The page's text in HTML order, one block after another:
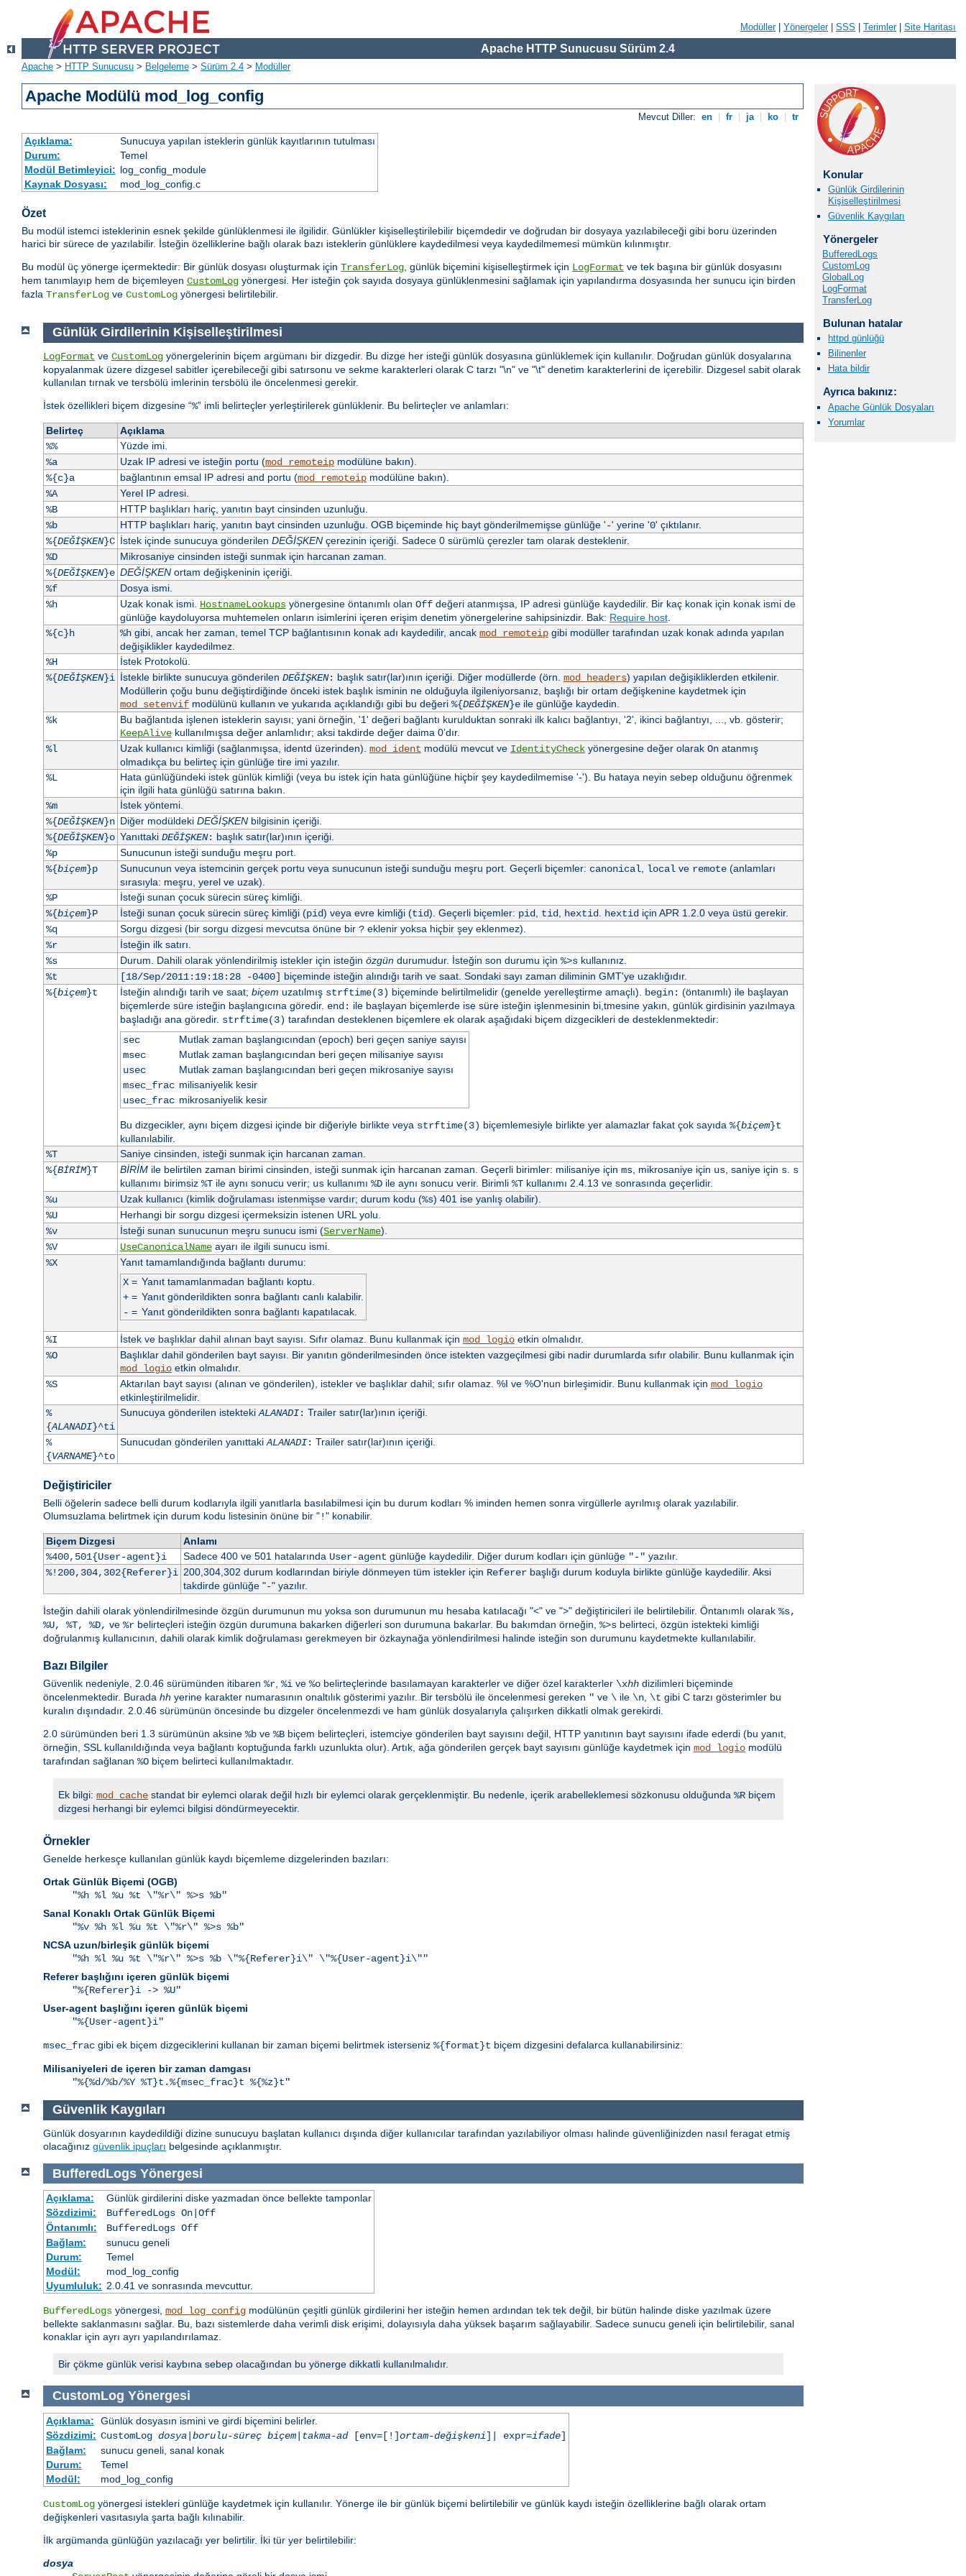
Modüller| Yönergeler| SSS Terimler| Site Haritası
Apache HTTP Sunucusu Sürüm 2.4
Apache > HTTP Sunucusu > Belgeleme > Sürüm 2.4 > Modüller
Apache Modülü mod_log_config
Mevcut Diller: en fr ja ko tr
Açıklama:
Sunucuya yapılan isteklerin günlük kayıtlarının tutulması
Durum:
Temel
Modül Betimleyici: log_config_module
Kaynak Dosyası:
mod_log_config.c
Özet
Bu modül istemci isteklerinin esnek şekilde günlüklenmesi ile ilgilidir. Günlükler kişiselleştirilebilir biçemdedir ve doğrudan bir dosyaya yazılabileceği gibi boru üzerinden
harici bir sürece de yazılabilir. İsteğin özelliklerine bağlı olarak bazı isteklerin günlüklere kaydedilmesi veya kaydedilmemesi mümkün kılınmıştır.
Bu modül üç yönerge içermektedir: Bir günlük dosyası oluşturmak için TransferLog, günlük biçemini kişiselleştirmek için LogFormat ve tek başına bir günlük dosyasını
hem tanımlayıp hem de biçemleyen CustomLog yönergesi. Her isteğin çok sayıda dosyaya günlüklenmesini sağlamak için yapılandırma dosyasında her sunucu için birden
fazla TransferLog ve CustomLog yönergesi belirtilebilir.
Konular
Günlük Girdilerinin
Kişiselleştirilmesi
Güvenlik Kaygıları
Yönergeler
BufferedLogs
CustomLog
GlobalLog
LogFormat
TransferLog
Bulunan hatalar
httpd günlüğü
Bilinenler
Hata bildir
Ayrıca bakınız:
Apache Günlük Dosyaları
Yorumlar
Günlük Girdilerinin Kişiselleştirilmesi
LogFormat ve CustomLog yönergelerinin biçem argümanı bir dizgedir. Bu dizge her isteği günlük dosyasına günlüklemek için kullanılır. Doğrudan günlük dosyalarına
kopyalanmak üzere dizgesel sabitler içerebileceği gibi satırsonu ve sekme karakterleri olarak C tarzı "\n" ve "\t" denetim karakterlerini de içerebilir. Dizgesel sabit olarak
kullanılan tırnak ve tersbölü imlerinin tersbölü ile öncelenmesi gerekir.
İstek özellikleri biçem dizgesine “%” imli belirteçler yerleştirilerek günlüklenir. Bu belirteçler ve anlamları:
Belirteç
Açıklama
%%
Yüzde imi.
%a
Uzak IP adresi ve isteğin portu (mod_remoteipmodülüne bakın).
%{c}a
bağlantının emsal IP adresi and portu (mod_remoteipmodülüne bakın).
%A
Yerel IP adresi.
%B
HTTP başlıkları hariç, yanıtın bayt cinsinden uzunluğu.
%b
HTTP başlıkları hariç, yanıtın bayt cinsinden uzunluğu. OGB biçeminde hiç bayt gönderilmemişse günlüğe '-' yerine '0' çıktılanır.
%{DEĞİŞKEN}C İstek içinde sunucuya gönderilen DEĞİŞKENçerezinin içeriği. Sadece 0 sürümlü çerezler tam olarak desteklenir.
%D
Mikrosaniye cinsinden isteği sunmak için harcanan zaman.
%{DEĞİŞKEN}e DEĞİŞKENortam değişkeninin içeriği.
%f
Dosya ismi.
%h
Uzak konak ismi. HostnameLookupsyönergesine öntanımlı olan Offdeğeri atanmışsa, IP adresi günlüğe kaydedilir. Bir kaç konak için konak ismi de
günlüğe kaydoluyorsa muhtemelen onların isimlerini içeren erişim denetim yönergelerine sahipsinizdir. Bak: Require host.
%{c}h
%hgibi, ancak her zaman, temel TCP bağlantısının konak adı kaydedilir, ancak mod_remoteipgibi modüller tarafından uzak konak adında yapılan
değişiklikler kaydedilmez.
%H
İstek Protokolü.
%{DEĞİŞKEN}i İstekle birlikte sunucuya gönderilen DEĞİŞKEN: başlık satır(lar)ının içeriği. Diğer modüllerde (örn. mod_headers) yapılan değişikliklerden etkilenir.
Modüllerin çoğu bunu değiştirdiğinde önceki istek başlık isminin ne olduğuyla ilgileniyorsanız, başlığı bir ortam değişkenine kaydetmek için
mod_setenvifmodülünü kullanın ve yukarıda açıklandığı gibi bu değeri %{DEĞİŞKEN}eile günlüğe kaydedin.
%k
Bu bağlantıda işlenen isteklerin sayısı; yani örneğin, '1' değeri bağlantı kurulduktan sonraki ilk kalıcı bağlantıyı, '2', ikinci bağlantıyı, ..., vb. gösterir;
KeepAlivekullanılmışsa değer anlamlıdır; aksi takdirde değer daima 0’dır.
%l
Uzak kullanıcı kimliği (sağlanmışsa, identd üzerinden). mod_ident modülü mevcut ve IdentityCheckyönergesine değer olarak Onatanmış
olmadıkça bu belirteç için günlüğe tire imi yazılır.
%L
Hata günlüğündeki istek günlük kimliği (veya bu istek için hata günlüğüne hiçbir şey kaydedilmemise '-'). Bu hataya neyin sebep olduğunu öğrenmek
için ilgili hata günlüğü satırına bakın.
%m
İstek yöntemi.
%{DEĞİŞKEN}n Diğer modüldeki DEĞİŞKENbilgisinin içeriği.
%{DEĞİŞKEN}o Yanıttaki DEĞİŞKEN: başlık satır(lar)ının içeriği.
%p
Sunucunun isteği sunduğu meşru port.
%{biçem}p Sunucunun veya istemcinin gerçek portu veya sunucunun isteği sunduğu meşru port. Geçerli biçemler: canonical local ve remote(anlamları
sırasıyla: meşru, yerel ve uzak).
%P
İsteği sunan çocuk sürecin süreç kimliği.
%{biçem}P İsteği sunan çocuk sürecin süreç kimliği (pid) veya evre kimliği (tid). Geçerli biçemler: pid, tid, hextid. hextidiçin APR 1.2.0 veya üstü gerekir.
%q
Sorgu dizgesi (bir sorgu dizgesi mevcutsa önüne bir ?eklenir yoksa hiçbir şey eklenmez).
%r
İsteğin ilk satırı.
%s
Durum. Dahili olarak yönlendirilmiş istekler için isteğin özgündurumudur. İsteğin son durumu için %>skullanınız.
%t
[18/Sep/2011:19:18:28 -0400] biçeminde isteğin alındığı tarih ve saat. Sondaki sayı zaman diliminin GMT'ye uzaklığıdır.
%{biçem}t İsteğin alındığı tarih ve saat; biçem uzatılmış strftime(3) biçeminde belirtilmelidir (genelde yerelleştirme amaçlı). begin: (öntanımlı) ile başlayan
biçemlerde süre isteğin başlangıcına göredir. end: ile başlayan biçemlerde ise süre isteğin işlenmesinin bi,tmesine yakın, günlük girdisinin yazılmaya
başladığı ana göredir. strftime(3) tarafından desteklenen biçemlere ek olarak aşağıdaki biçem dizgecikleri de desteklenmektedir:
sec
Mutlak zaman başlangıcından (epoch) beri geçen saniye sayısı
msec
Mutlak zaman başlangıcından beri geçen milisaniye sayısı
usec
Mutlak zaman başlangıcından beri geçen mikrosaniye sayısı
msec_frac milisaniyelik kesir
usec_frac mikrosaniyelik kesir
Bu dizgecikler, aynı biçem dizgesi içinde bir diğeriyle birlikte veya strftime(3) biçemlemesiyle birlikte yer alamazlar fakat çok sayıda %{biçem}t
kullanılabilir.
%T
Saniye cinsinden, isteği sunmak için harcanan zaman.
%{BİRİM}T BİRİMile belirtilen zaman birimi cinsinden, isteği sunmak için harcanan zaman. Geçerli birimler: milisaniye için ms, mikrosaniye için us, saniye için s. s
kullanımı birimsiz %Tile aynı sonucu verir; uskullanımı %Dile aynı sonucu verir. Birimli %Tkullanımı 2.4.13 ve sonrasında geçerlidir.
%u
Uzak kullanıcı (kimlik doğrulaması istenmişse vardır; durum kodu (%s) 401 ise yanlış olabilir).
%U
Herhangi bir sorgu dizgesi içermeksizin istenen URL yolu.
%v
İsteği sunan sunucunun meşru sunucu ismi (ServerName).
%V
UseCanonicalNameayarı ile ilgili sunucu ismi.
%X
Yanıt tamamlandığında bağlantı durumu:
X= Yanıt tamamlanmadan bağlantı koptu.
+= Yanıt gönderildikten sonra bağlantı canlı kalabilir.
- = Yanıt gönderildikten sonra bağlantı kapatılacak.
%I İstek ve başlıklar dahil alınan bayt sayısı. Sıfır olamaz. Bunu kullanmak için mod_logioetkin olmalıdır.
%O
Başlıklar dahil gönderilen bayt sayısı. Bir yanıtın gönderilmesinden önce istekten vazgeçilmesi gibi nadir durumlarda sıfır olabilir. Bunu kullanmak için
mod_logioetkin olmalıdır.
%S
Aktarılan bayt sayısı (alınan ve gönderilen), istekler ve başlıklar dahil; sıfır olamaz. %I ve %O'nun birleşimidir. Bunu kullanmak için mod_logio
etkinleştirilmelidir.
%
{ALANADI}^ti
Sunucuya gönderilen istekteki ALANADI: Trailer satır(lar)ının içeriği.
%
{VARNAME}^to
Sunucudan gönderilen yanıttaki ALANADI: Trailer satır(lar)ının içeriği.
Değiştiriciler
Belli öğelerin sadece belli durum kodlarıyla ilgili yanıtlarla basılabilmesi için bu durum kodları % iminden hemen sonra virgüllerle ayrılmış olarak yazılabilir.
Olumsuzlama belirtmek için durum kodu listesinin önüne bir "!" konabilir.
Biçem Dizgesi
Anlamı
%400,501{User-agent}i
Sadece 400 ve 501 hatalarında User-agent günlüğe kaydedilir. Diğer durum kodları için günlüğe "-" yazılır.
%!200,304,302{Referer}i 200,304,302 durum kodlarından biriyle dönmeyen tüm istekler için Refererbaşlığı durum koduyla birlikte günlüğe kaydedilir. Aksi
takdirde günlüğe "-" yazılır.
İsteğin dahili olarak yönlendirilmesinde özgün durumunun mu yoksa son durumunun mu hesaba katılacağı "<" ve ">" değiştiricileri ile belirtilebilir. Öntanımlı olarak %s,
%U, %T, %D, ve %r belirteçleri isteğin özgün durumuna bakarken diğerleri son durumuna bakarlar. Bu bakımdan örneğin, %>s belirteci, özgün istekteki kimliği
doğrulanmış kullanıcının, dahili olarak kimlik doğrulaması gerekmeyen bir özkaynağa yönlendirilmesi halinde isteğin son durumunu kaydetmekte kullanılabilir.
Bazı Bilgiler
Güvenlik nedeniyle, 2.0.46 sürümünden itibaren %r, %i ve %o belirteçlerinde basılamayan karakterler ve diğer özel karakterler \xhh dizilimleri biçeminde
öncelenmektedir. Burada hh yerine karakter numarasının onaltılık gösterimi yazılır. Bir tersbölü ile öncelenmesi gereken " ve \ ile \n, \t gibi C tarzı gösterimler bu
kuralın dışındadır. 2.0.46 sürümünün öncesinde bu dizgeler öncelenmezdi ve ham günlük dosyalarıyla çalışırken dikkatli olmak gerekirdi.
2.0 sürümünden beri 1.3 sürümünün aksine %b ve %B biçem belirteçleri, istemciye gönderilen bayt sayısını değil, HTTP yanıtının bayt sayısını ifade ederdi (bu yanıt,
örneğin, SSL kullanıldığında veya bağlantı koptuğunda farklı uzunlukta olur). Artık, ağa gönderilen gerçek bayt sayısını günlüğe kaydetmek için mod_logio modülü
tarafından sağlanan %O biçem belirteci kullanılmaktadır.
Ek bilgi: mod_cache standat bir eylemci olarak değil hızlı bir eylemci olarak gerçeklenmiştir. Bu nedenle, içerik arabelleklemesi sözkonusu olduğunda %R biçem
dizgesi herhangi bir eylemci bilgisi döndürmeyecektir.
Örnekler
Genelde herkesçe kullanılan günlük kaydı biçemleme dizgelerinden bazıları:
Ortak Günlük Biçemi (OGB)
"%h %l %u %t \"%r\" %>s %b"
Sanal Konaklı Ortak Günlük Biçemi
"%v %h %l %u %t \"%r\" %>s %b"
NCSA uzun/birleşik günlük biçemi
"%h %l %u %t \"%r\" %>s %b \"%{Referer}i\" \"%{User-agent}i\""
Referer başlığını içeren günlük biçemi
"%{Referer}i -> %U"
User-agent başlığını içeren günlük biçemi
"%{User-agent}i"
msec_frac gibi ek biçem dizgeciklerini kullanan bir zaman biçemi belirtmek isterseniz %{format}t biçem dizgesini defalarca kullanabilirsiniz:
Milisaniyeleri de içeren bir zaman damgası
"%{%d/%b/%Y %T}t.%{msec_frac}t %{%z}t"
Güvenlik Kaygıları
Günlük dosyarının kaydedildiği dizine sunucuyu başlatan kullanıcı dışında diğer kullanıcılar tarafından yazılabiliyor olması halinde güvenliğinizden nasıl feragat etmiş
olacağınız güvenlik ipuçları belgesinde açıklanmıştır.
BufferedLogs Yönergesi
Açıklama:
Günlük girdilerini diske yazmadan önce bellekte tamponlar
Sözdizimi:
BufferedLogs On|Off
Öntanımlı:
BufferedLogs Off
Bağlam:
sunucu geneli
Durum:
Temel
Modül:
mod_log_config
Uyumluluk: 2.0.41 ve sonrasında mevcuttur.
BufferedLogs yönergesi, mod_log_config modülünün çeşitli günlük girdilerini her isteğin hemen ardından tek tek değil, bir bütün halinde diske yazılmak üzere
bellekte saklanmasını sağlar. Bu, bazı sistemlerde daha verimli disk erişimi, dolayısıyla daha yüksek başarım sağlayabilir. Sadece sunucu geneli için belirtilebilir, sanal
konaklar için ayrı ayrı yapılandırılamaz.
Bir çökme günlük verisi kaybına sebep olacağından bu yönerge dikkatli kullanılmalıdır.
CustomLog Yönergesi
Açıklama:
Günlük dosyasın ismini ve girdi biçemini belirler.
Sözdizimi: CustomLog dosya|borulu-süreç biçem| takma-ad[env=[!]ortam-değişkeni]| expr=ifade]
Bağlam:
sunucu geneli, sanal konak
Durum:
Temel
Modül:
mod_log_config
CustomLog yönergesi istekleri günlüğe kaydetmek için kullanılır. Yönerge ile bir günlük biçemi belirtilebilir ve günlük kaydı isteğin özelliklerine bağlı olarak ortam
değişkenleri vasıtasıyla şarta bağlı kılınabilir.
İlk argümanda günlüğün yazılacağı yer belirtilir. İki tür yer belirtilebilir:
dosya